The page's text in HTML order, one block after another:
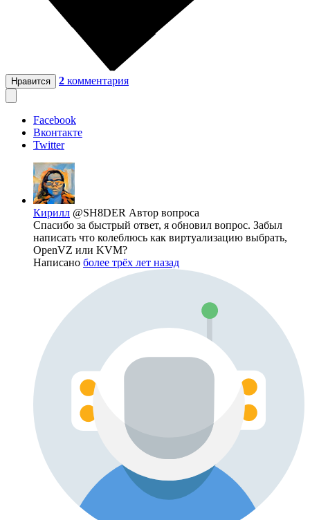
Нравится 2 комментария
Facebook
Вконтакте
Twitter
Кирилл @SH8DER Автор вопроса
Спасибо за быстрый ответ, я обновил вопрос. Забыл
написать что колеблюсь как виртуализацию выбрать,
OpenVZ или KVM?
Написано более трёх лет назад